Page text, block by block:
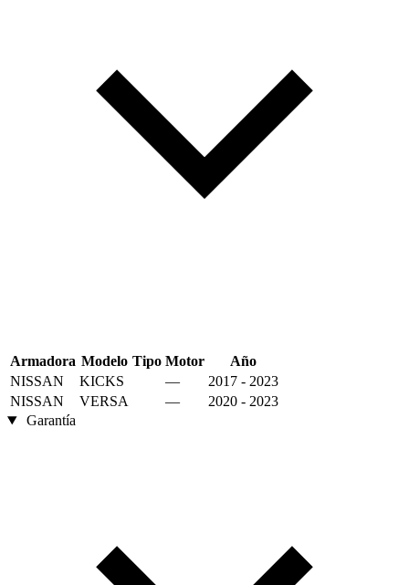
Armadora Modelo Tipo Motor
Año
NISSAN
KICKS —
2017 - 2023
NISSAN
VERSA —
2020 - 2023
Garantía